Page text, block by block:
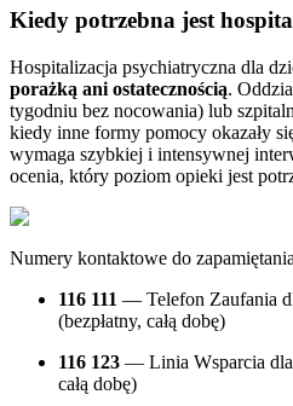
Kiedy potrzebna jest
Hospitalizacja psychiatryczna dla
porażką ani ostatecznością.
tygodniu bez nocowania) lub
kiedy inne formy pomocy okazały
wymaga szybkiej i intensywnej
ocenia, który poziom opieki jest
Numery kontaktowe do
116 111 — Telefon Zaufania
(bezpłatny, całą dobę)
116 123 — Linia Wsparcia dla
całą dobę)